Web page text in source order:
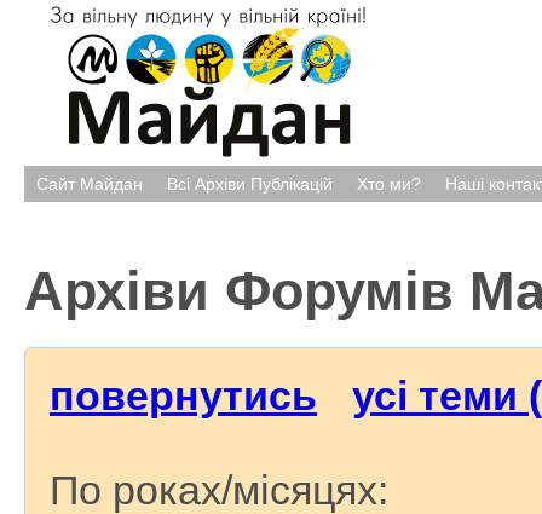
Сайт Майдан Всі Архіви Публікацій Хто ми? Наші
Архіви Форумів
повернутись усі теми
По роках/місяцях: